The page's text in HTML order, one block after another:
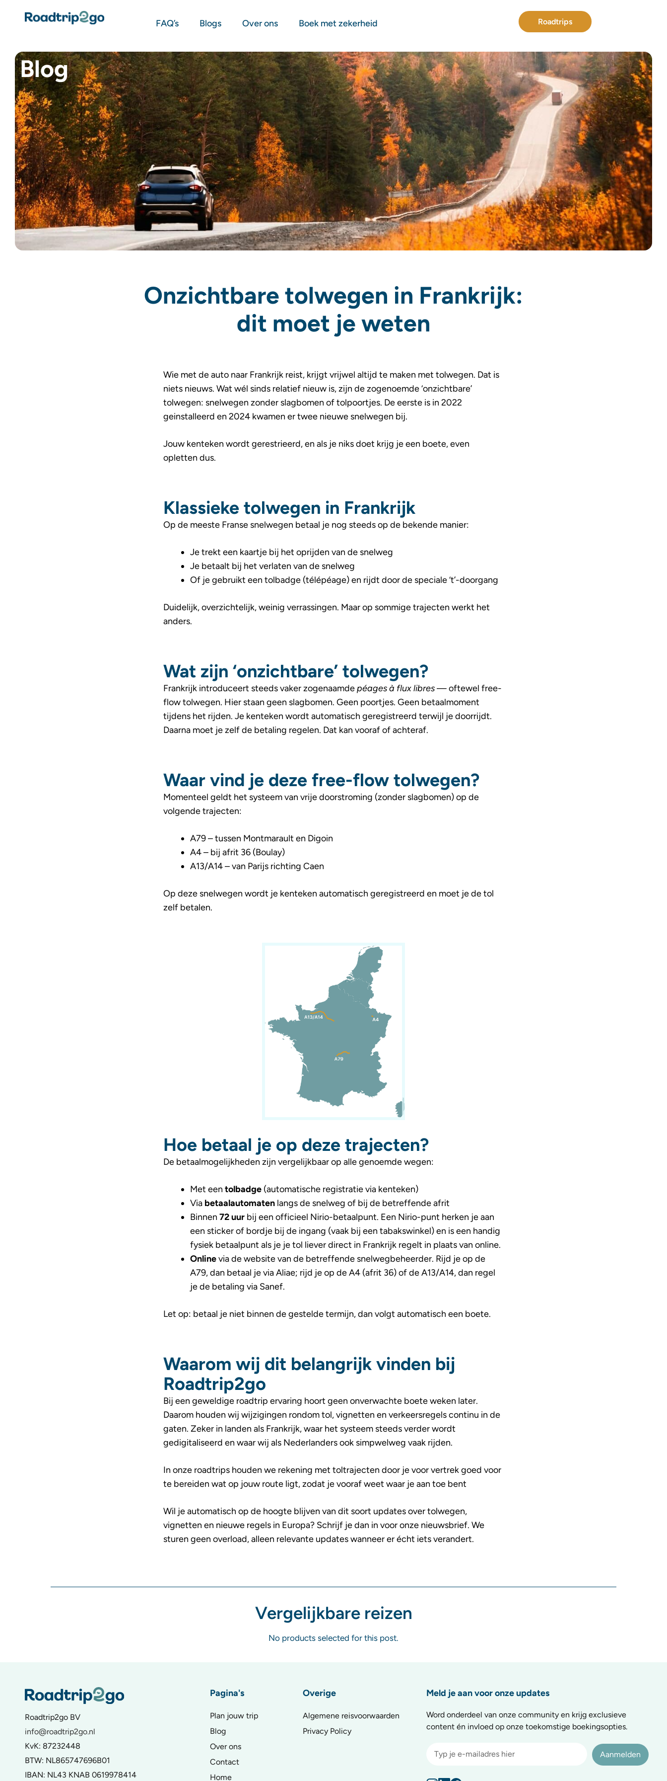
FAQ’s Blogs Over ons Boek met zekerheid Roadtrips
Blog
Onzichtbare tolwegen in Frankrijk:
dit moet je weten
Wie met de auto naar Frankrijk reist, krijgt vrijwel altijd te maken met tolwegen. Dat is
niets nieuws. Wat wél sinds relatief nieuw is, zijn de zogenoemde ‘onzichtbare’
tolwegen: snelwegen zonder slagbomen of tolpoortjes. De eerste is in 2022
geinstalleerd en 2024 kwamen er twee nieuwe snelwegen bij.
Jouw kenteken wordt gerestrieerd, en als je niks doet krijg je een boete, even
opletten dus.
Klassieke tolwegen in Frankrijk
Op de meeste Franse snelwegen betaal je nog steeds op de bekende manier:
Je trekt een kaartje bij het oprijden van de snelweg
Je betaalt bij het verlaten van de snelweg
Of je gebruikt een tolbadge (télépéage) en rijdt door de speciale ‘t’-doorgang
Duidelijk, overzichtelijk, weinig verrassingen. Maar op sommige trajecten werkt het
anders.
Wat zijn ‘onzichtbare’ tolwegen?
Frankrijk introduceert steeds vaker zogenaamdepéages à flux libres— oftewel free-
flow tolwegen. Hier staan geen slagbomen. Geen poortjes. Geen betaalmoment
tijdens het rijden. Je kenteken wordt automatisch geregistreerd terwijl je doorrijdt.
Daarna moet je zelf de betaling regelen. Dat kan vooraf of achteraf.
Waar vind je deze free-flow tolwegen?
Momenteel geldt het systeem van vrije doorstroming (zonder slagbomen) op de
volgende trajecten:
A79 – tussen Montmarault en Digoin
A4 – bij afrit 36 (Boulay)
A13/A14 – van Parijs richting Caen
Op deze snelwegen wordt je kenteken automatisch geregistreerd en moet je de tol
zelf betalen.
Hoe betaal je op deze trajecten?
De betaalmogelijkheden zijn vergelijkbaar op alle genoemde wegen:
Met een tolbadge(automatische registratie via kenteken)
Via betaalautomatenlangs de snelweg of bij de betreffende afrit
Binnen 72 uurbij een officieel Nirio-betaalpunt. Een Nirio-punt herken je aan
een sticker of bordje bij de ingang (vaak bij een tabakswinkel) en is een handig
fysiek betaalpunt als je je tol liever direct in Frankrijk regelt in plaats van online.
Onlinevia de website van de betreffende snelwegbeheerder. Rijd je op de
A79, dan betaal je via Aliae; rijd je op de A4 (afrit 36) of de A13/A14, dan regel
je de betaling via Sanef.
Let op: betaal je niet binnen de gestelde termijn, dan volgt automatisch een boete.
Waarom wij dit belangrijk vinden bij
Roadtrip2go
Bij een geweldige roadtrip ervaring hoort geen onverwachte boete weken later.
Daarom houden wij wijzigingen rondom tol, vignetten en verkeersregels continu in de
gaten. Zeker in landen als Frankrijk, waar het systeem steeds verder wordt
gedigitaliseerd en waar wij als Nederlanders ook simpwelweg vaak rijden.
In onze roadtrips houden we rekening met toltrajecten door je voor vertrek goed voor
te bereiden wat op jouw route ligt, zodat je vooraf weet waar je aan toe bent
Wil je automatisch op de hoogte blijven van dit soort updates over tolwegen,
vignetten en nieuwe regels in Europa? Schrijf je dan in voor onze nieuwsbrief. We
sturen geen overload, alleen relevante updates wanneer er écht iets verandert.
Vergelijkbare reizen
No products selected for this post.
Roadtrip2go BV
info@roadtrip2go.nl
KvK: 87232448
BTW: NL865747696B01
IBAN: NL43 KNAB 0619978414
Pagina's
Plan jouw trip
Blog
Over ons
Contact
Home
Overige
Algemene reisvoorwaarden
Privacy Policy
Meld je aan voor onze updates
Word onderdeel van onze community en krijg exclusieve
content én invloed op onze toekomstige boekingsopties.
Aanmelden